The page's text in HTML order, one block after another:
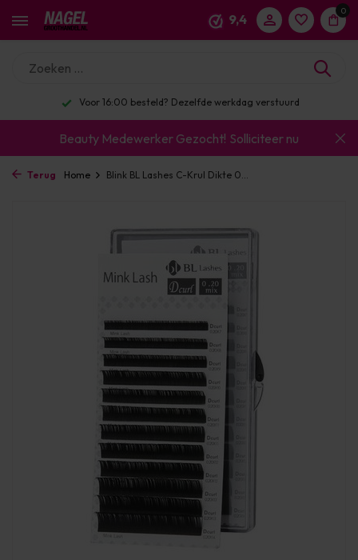
9,4
0
Voor 16:00 besteld? Dezelfde werkdag verstuurd
Beauty Medewerker Gezocht! Solliciteer nu
Terug Home Blink BL Lashes C-Krul Dikte 0...